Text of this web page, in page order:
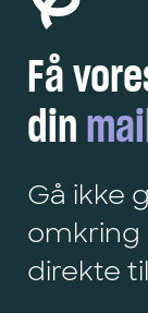
Få
din
Gå ikke
omkring
direkte